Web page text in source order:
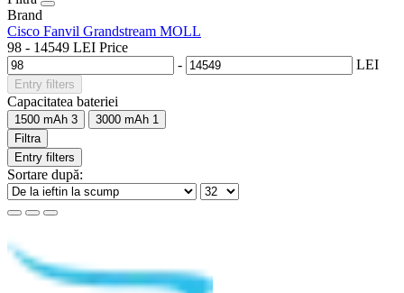
Brand
Cisco Fanvil Grandstream MOLL
98 - 14549 LEI Price
-
LEI
Entry filters
Capacitatea bateriei
1500 mAh 3 3000 mAh 1
Filtra
Entry filters
Sortare după: